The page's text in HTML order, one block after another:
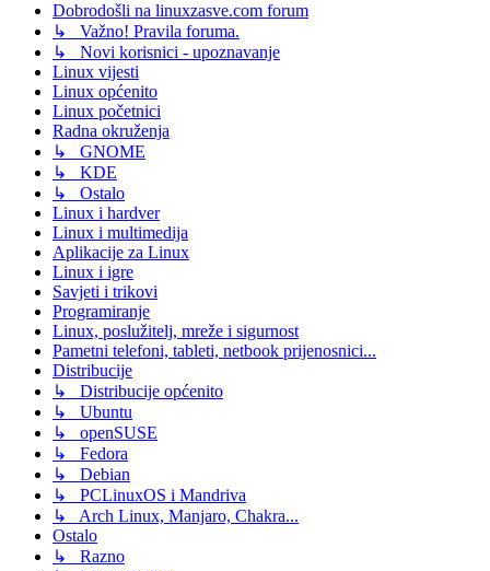
Dobrodošli na linuxzasve.com forum
↳ Važno! Pravila foruma.
↳ Novi korisnici - upoznavanje
Linux vijesti
Linux općenito
Linux početnici
Radna okruženja
↳ GNOME
↳ KDE
↳ Ostalo
Linux i hardver
Linux i multimedija
Aplikacije za Linux
Linux i igre
Savjeti i trikovi
Programiranje
Linux, poslužitelj, mreže i sigurnost
Pametni telefoni, tableti, netbook prijenosnici...
Distribucije
↳ Distribucije općenito
↳ Ubuntu
↳ openSUSE
↳ Fedora
↳ Debian
↳ PCLinuxOS i Mandriva
↳ Arch Linux, Manjaro, Chakra...
Ostalo
↳ Razno